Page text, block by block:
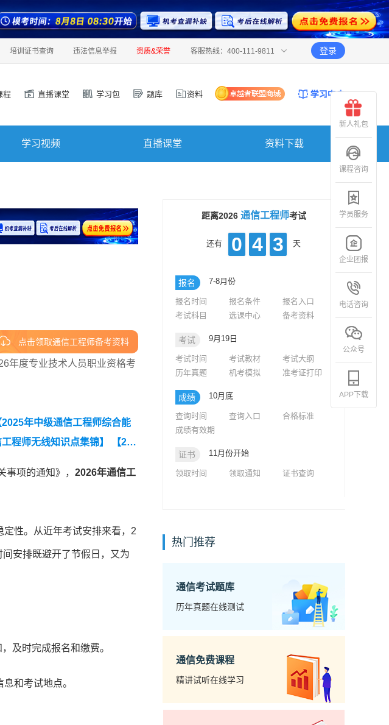
培训证书查询 违法信息举报 资质&荣誉 客服热线：400-111-9811 登录
程 直播课堂 学习包 题库 资料
学习视频 直播课堂 资料下载
点击领取通信工程师备考资料
年度专业技术人员职业资格考
2025年中级通信工程师综合能
程师无线知识点集锦】
【202
项的通知》， 2026年通信工
性。从近年考试安排来看，2
安排既避开了节假日，又为
及时完成报名和缴费。
和考试地点。
距离2026 通信工程师考试
还有 0 4 3 天
报名 7-8月份
报名时间 报名条件
报名入口
考试科目
选课中心 备考资料
考试 9月19日
考试时间 考试教材
考试大纲
历年真题
机考模拟 准考证打印
成绩 10月底
查询时间 查询入口
合格标准
成绩有效期
证书 11月份开始
领取时间 领取通知 证书查询
热门推荐
通信考试题库
历年真题在线测试
通信免费课程
精讲试听在线学习
新人礼包
课程咨询
学员服务
企业团报
电话咨询
公众号
APP下载